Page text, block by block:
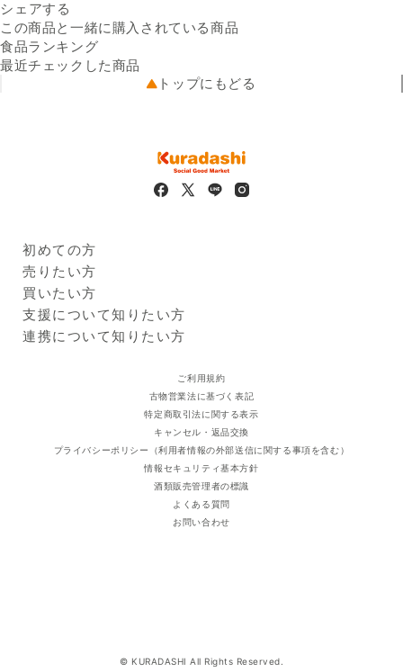
原材料名
ン（玉ねぎ、大豆油）、つな
ツメグ、（一部に小麦・乳成
13.5g、脂質：16.0g、炭水化
物：6.8g、食塩相当量：1.0g
－18℃以下で保存してくださ
賞味期限
商品画像はイメージのため、実際の商品と異なる場合がござい
ます。特にご希望がございましたら、現在の商品を確認させて
いただきますのでご連絡くださいますようお願い申し上げま
す。
内容と実物の表記が異なることがございます。お手元に届きま
したら実物の一括表示にて、原材料等をご確認くださいますよ
うお願い申し上げます。
送料
可能性があります。
クール便
配送温度帯
出品者直送
シェアする
この商品と一緒に購入されている商品
食品ランキング
最近チェックした商品
トップにもどる
初めての方
Kuradashiとは
ご利用ガイド
売りたい方
クラダシに出品する
出品企業
買いたい方
商品一覧
ログイン・新規登録
支援について知りたい方
支援レポート
連携について知りたい方
ご利用規約
古物営業法に基づく表記
特定商取引法に関する表示
キャンセル・返品交換
プライバシーポリシー（利用者情報の外部送信に関する事項を含む）
情報セキュリティ基本方針
酒類販売管理者の標識
よくある質問
お問い合わせ
© KURADASHI All Rights Reserved.